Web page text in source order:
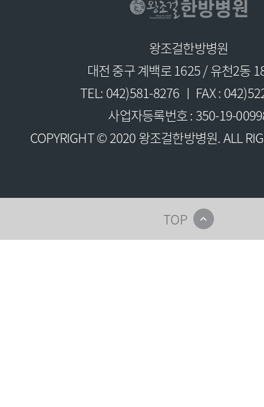
왕조걸한방병원
대전 중구 계백로 1625 / 유천2동
TEL: 042)581-8276 ㅣ FAX :
사업자등록번호 : 350-19-
COPYRIGHT © 2020 왕조걸한방병원. ALL
TOP